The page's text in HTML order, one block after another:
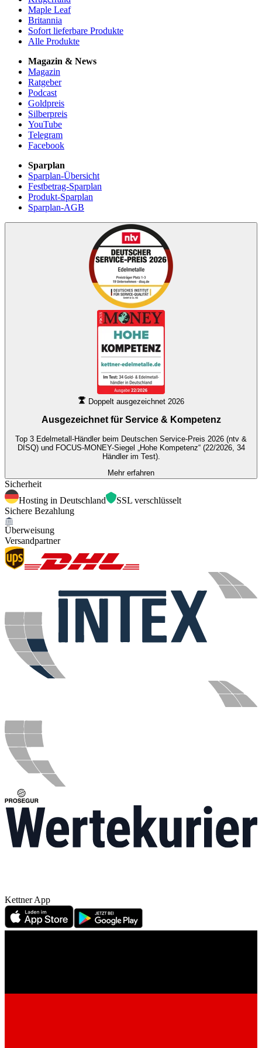
Maple Leaf
Britannia
Sofort lieferbare Produkte
Alle Produkte
Magazin & News
Magazin
Ratgeber
Podcast
Goldpreis
Silberpreis
YouTube
Telegram
Facebook
Sparplan
Sparplan-Übersicht
Festbetrag-Sparplan
Produkt-Sparplan
Sparplan-AGB
Doppelt ausgezeichnet 2026
Ausgezeichnet für Service & Kompetenz
Top 3 Edelmetall-Händler beim Deutschen Service-Preis 2026 (ntv &
DISQ) und FOCUS-MONEY-Siegel „Hohe Kompetenz“ (22/2026, 34
Händler im Test).
Mehr erfahren
Sicherheit
Hosting in Deutschland
SSL verschlüsselt
Sichere Bezahlung
Überweisung
Versandpartner
Kettner App